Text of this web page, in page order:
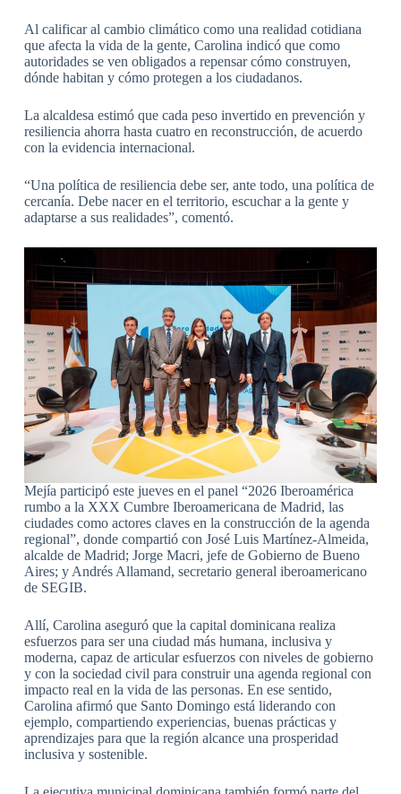
Al calificar al cambio climático como una realidad cotidiana
que afecta la vida de la gente, Carolina indicó que como
autoridades se ven obligados a repensar cómo construyen,
dónde habitan y cómo protegen a los ciudadanos.
La alcaldesa estimó que cada peso invertido en prevención y
resiliencia ahorra hasta cuatro en reconstrucción, de acuerdo
con la evidencia internacional.
“Una política de resiliencia debe ser, ante todo, una política de
cercanía. Debe nacer en el territorio, escuchar a la gente y
adaptarse a sus realidades”, comentó.
Mejía participó este jueves en el panel “2026 Iberoamérica
rumbo a la XXX Cumbre Iberoamericana de Madrid, las
ciudades como actores claves en la construcción de la agenda
regional”, donde compartió con José Luis Martínez-Almeida,
alcalde de Madrid; Jorge Macri, jefe de Gobierno de Bueno
Aires; y Andrés Allamand, secretario general iberoamericano
de SEGIB.
Allí, Carolina aseguró que la capital dominicana realiza
esfuerzos para ser una ciudad más humana, inclusiva y
moderna, capaz de articular esfuerzos con niveles de gobierno
y con la sociedad civil para construir una agenda regional con
impacto real en la vida de las personas. En ese sentido,
Carolina afirmó que Santo Domingo está liderando con
ejemplo, compartiendo experiencias, buenas prácticas y
aprendizajes para que la región alcance una prosperidad
inclusiva y sostenible.